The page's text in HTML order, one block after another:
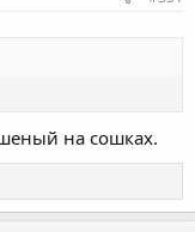
на сошках.